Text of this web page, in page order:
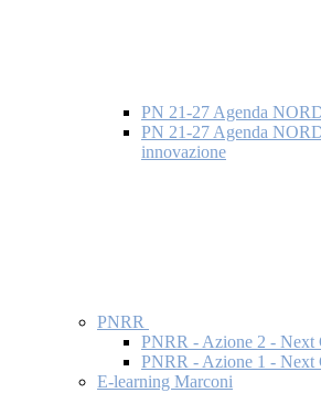
PN 21-27 Agenda
PN 21-27 Agenda
innovazione
PNRR
PNRR - Azione 2 - Next
PNRR - Azione 1 - Next
E-learning Marconi